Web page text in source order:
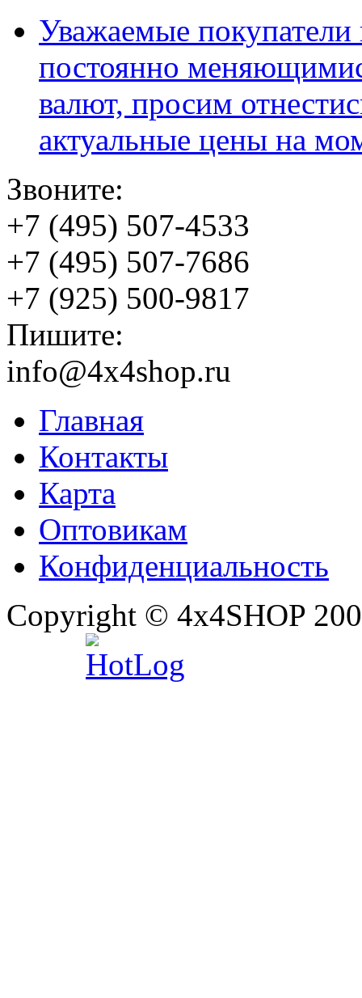
Уважаемые
постоянно
валют, просим
актуальные цены на
Звоните:
+7 (495) 507-4533
+7 (495) 507-7686
+7 (925) 500-9817
Пишите:
info@4x4shop.ru
Главная
Контакты
Карта
Оптовикам
Конфиденциальность
Copyright © 4x4SHOP